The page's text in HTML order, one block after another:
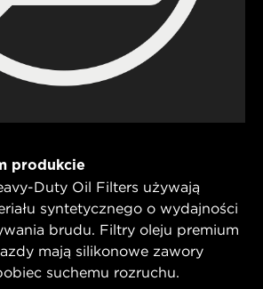
produkcie
Duty Oil Filters używają
syntetycznego o wydajności
brudu. Filtry oleju premium
mają silikonowe zawory
suchemu rozruchu.